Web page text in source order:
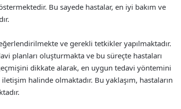
Bu sayede hastalar, en iyi bakım ve
ve gerekli tetkikler yapılmaktadır.
planları oluşturmakta ve bu süreçte hastaları
dikkate alarak, en uygun tedavi yöntemini
halinde olmaktadır. Bu yaklaşım, hastaların